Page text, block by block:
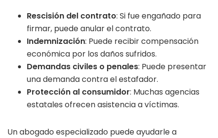
Rescisión del contrato: Si fue engañado para
firmar, puede anular el contrato.
Indemnización: Puede recibir compensación
económica por los daños sufridos.
Demandas civiles o penales: Puede presentar
una demanda contra el estafador.
Protección al consumidor: Muchas agencias
estatales ofrecen asistencia a víctimas.
Un abogado especializado puede ayudarle a